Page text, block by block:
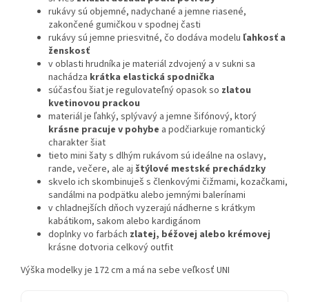
rukávy sú objemné, nadychané a jemne riasené,
zakončené gumičkou v spodnej časti
rukávy sú jemne priesvitné, čo dodáva modelu ľahkosť a
ženskosť
v oblasti hrudníka je materiál zdvojený a v sukni sa
nachádza krátka elastická spodnička
súčasťou šiat je regulovateľný opasok so zlatou
kvetinovou prackou
materiál je ľahký, splývavý a jemne šifónový, ktorý
krásne pracuje v pohybe a podčiarkuje romantický
charakter šiat
tieto mini šaty s dlhým rukávom sú ideálne na oslavy,
rande, večere, ale aj štýlové mestské prechádzky
skvelo ich skombinuješ s členkovými čižmami, kozačkami,
sandálmi na podpätku alebo jemnými balerínami
v chladnejších dňoch vyzerajú nádherne s krátkym
kabátikom, sakom alebo kardigánom
doplnky vo farbách zlatej, béžovej alebo krémovej
krásne dotvoria celkový outfit
Výška modelky je 172 cm a má na sebe veľkosť UNI